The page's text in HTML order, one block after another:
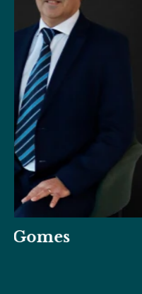
Susana Brazão